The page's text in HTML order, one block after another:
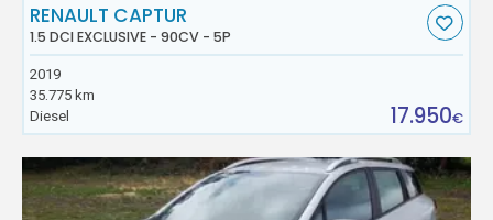
RENAULT CAPTUR
1.5 DCI EXCLUSIVE - 90CV - 5P
2019
35.775 km
Diesel
17.950€